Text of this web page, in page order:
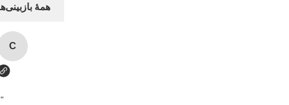
همهٔ
C